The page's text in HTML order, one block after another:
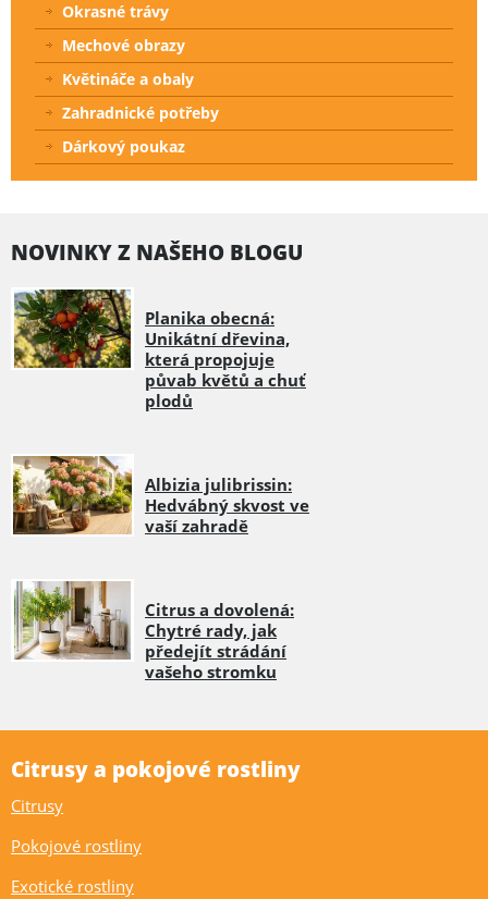
Okrasné trávy
Mechové obrazy
Květináče a obaly
Zahradnické potřeby
Dárkový poukaz
NOVINKY Z NAŠEHO BLOGU
Planika obecná:
Unikátní dřevina,
která propojuje
půvab květů a chuť
plodů
Albizia julibrissin:
Hedvábný skvost ve
vaší zahradě
Citrus a dovolená:
Chytré rady, jak
předejít strádání
vašeho stromku
Citrusy a pokojové rostliny
Citrusy
Pokojové rostliny
Exotické rostliny